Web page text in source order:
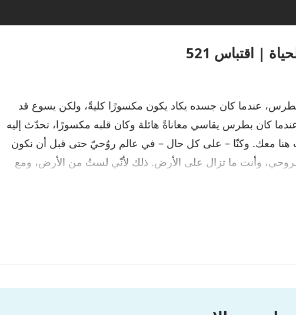
| اقتباس 521
عندما كان جسده يكاد يكون مكسورًا كليةً، ولكن يسوع قد
كان بطرس يقاسي معاناةً هائلة وكان قلبه مكسورًا، تحدّث إليه
معك. وكنّا – على كل حال – في عالم روُحيّ حتى قبل أن نكون
وأنت ما تزال على الأرض. ذلك لأنّي لستُ من الأرض، ومع
تُكمِل عملك على الأرض. وبما أنّك خادم فلا بُدّ أن تتمّم واجبك على
شعر ساعتها بندم شديد حتى أنه قال: "إنّي في شدة الفساد، ولا
"أنسيتَ بالحق يا بطرس القرار الذي اتّخذته أنت ذات مرة
من قبل "أنت أيضًا لست من الأرض، لست من العالم". لديك الآن